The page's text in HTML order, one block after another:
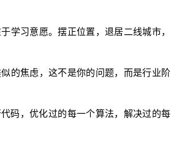
学习意愿。摆正位置，退居二线城市，
的焦虑，这不是你的问题，而是行业阶
码，优化过的每一个算法，解决过的每